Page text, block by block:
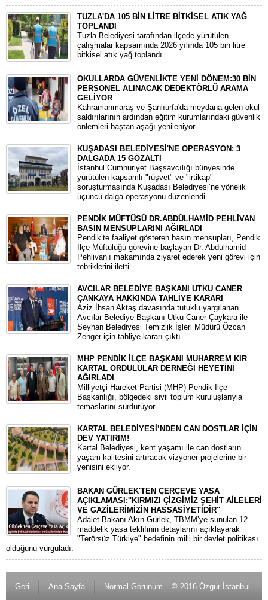
TUZLA'DA 105 BİN LİTRE BİTKİSEL ATIK YAĞ
TOPLANDI
Tuzla Belediyesi tarafından ilçede yürütülen
çalışmalar kapsamında 2026 yılında 105 bin litre
bitkisel atık yağ toplandı.
OKULLARDA GÜVENLİKTE YENİ DÖNEM:30 BİN
PERSONEL ALINACAK DEDEKTÖRLÜ ARAMA
GELİYOR
​Kahramanmaraş ve Şanlıurfa'da meydana gelen okul
saldırılarının ardından eğitim kurumlarındaki güvenlik
önlemleri baştan aşağı yenileniyor.
KUŞADASI BELEDİYESİ'NE OPERASYON: 3
DALGADA 15 GÖZALTI
​İstanbul Cumhuriyet Başsavcılığı bünyesinde
yürütülen kapsamlı "rüşvet" ve "irtikap"
soruşturmasında Kuşadası Belediyesi’ne yönelik
üçüncü dalga operasyonu düzenlendi.
PENDİK MÜFTÜSÜ DR.ABDÜLHAMİD PEHLİVAN
BASIN MENSUPLARINI AĞIRLADI
​Pendik’te faaliyet gösteren basın mensupları, Pendik
İlçe Müftülüğü görevine başlayan Dr. Abdulhamid
Pehlivan’ı makamında ziyaret ederek yeni görevi için
tebriklerini iletti.
AVCILAR BELEDİYE BAŞKANI UTKU CANER
ÇANKAYA HAKKINDA TAHLİYE KARARI
​Aziz İhsan Aktaş davasında tutuklu yargılanan
Avcılar Belediye Başkanı Utku Caner Çaykara ile
Seyhan Belediyesi Temizlik İşleri Müdürü Özcan
Zenger için tahliye kararı çıktı.
MHP PENDİK İLÇE BAŞKANI MUHARREM KIR
KARTAL ORDULULAR DERNEĞİ HEYETİNİ
AĞIRLADI
​Milliyetçi Hareket Partisi (MHP) Pendik İlçe
Başkanlığı, bölgedeki sivil toplum kuruluşlarıyla
temaslarını sürdürüyor.
KARTAL BELEDİYESİ’NDEN CAN DOSTLAR İÇİN
DEV YATIRIM!
Kartal Belediyesi, kent yaşamı ile can dostların
yaşam kalitesini artıracak vizyoner projelerine bir
yenisini ekliyor.
BAKAN GÜRLEK'TEN ÇERÇEVE YASA
AÇIKLAMASI:''KIRMIZI ÇİZGİMİZ ŞEHİT AİLELERİ
VE GAZİLERİMİZİN HASSASİYETİDİR''
Adalet Bakanı Akın Gürlek, TBMM’ye sunulan 12
maddelik yasa teklifinin detaylarını açıklayarak
"Terörsüz Türkiye" hedefinin milli bir devlet politikası
olduğunu vurguladı.
Geri Ana Sayfa Normal Görünüm © 2016 Özgür İstanbul